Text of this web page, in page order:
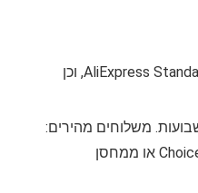
אפשרויות: AliExpress Standard Shipping, Cainiao, וכן
אספקה: משלוח רגיל: 2-6 שבועות. משלוחים מהירים:
3-10 ימי עסקים (למוצרי Choice/Plus או ממחסן